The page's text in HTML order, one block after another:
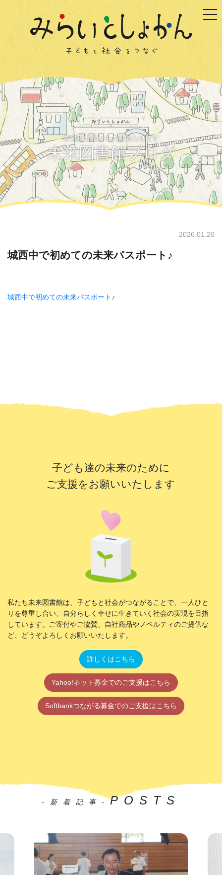
未来図書館からのお知らせです
未来図書館ブログ
2026.01.20
城西中で初めての未来パスポート♪
城西中で初めての未来パスポート♪
子ども達の未来のために
ご支援をお願いいたします
私たち未来図書館は、子どもと社会がつながることで、一人ひと
りを尊重し合い、自分らしく幸せに生きていく社会の実現を目指
しています。ご寄付やご協賛、自社商品やノベルティのご提供な
ど、どうぞよろしくお願いいたします。
詳しくはこちら
Yahoo!ネット募金でのご支援はこちら
Softbankつながる募金でのご支援はこちら
-新着記事-POSTS